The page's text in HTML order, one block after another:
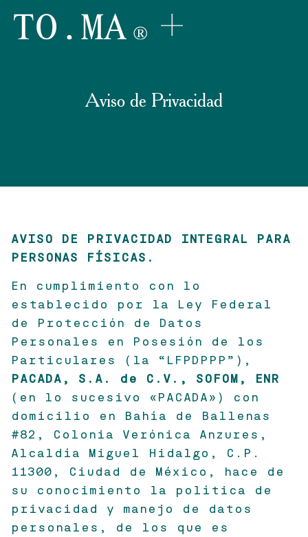
Aviso de Privacidad
AVISO DE PRIVACIDAD INTEGRAL PARA
PERSONAS FÍSICAS.
En cumplimiento con lo
establecido por la Ley Federal
de Protección de Datos
Personales en Posesión de los
Particulares (la “LFPDPPP”),
PACADA, S.A. de C.V., SOFOM, ENR
(en lo sucesivo «PACADA») con
domicilio en Bahía de Ballenas
#82, Colonia Verónica Anzures,
Alcaldía Miguel Hidalgo, C.P.
11300, Ciudad de México, hace de
su conocimiento la política de
privacidad y manejo de datos
personales, de los que es